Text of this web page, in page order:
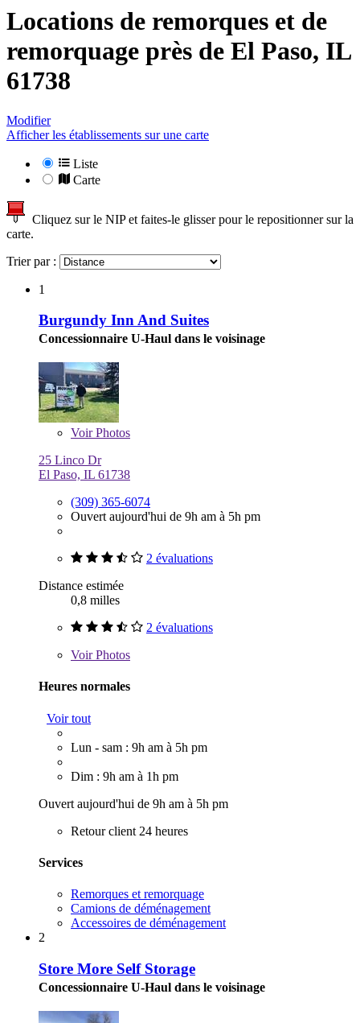
Locations de remorques et de
remorquage près de El Paso, IL
61738
Modifier
Afficher les établissements sur une carte
Liste
Carte
Cliquez sur le NIP et faites-le glisser pour le repositionner sur la
carte.
Trier par :
1
Burgundy Inn And Suites
Concessionnaire U-Haul dans le voisinage
VoirPhotos
25 Linco Dr
El Paso, IL 61738
(309) 365-6074
Ouvert aujourd'hui de 9h am à 5h pm
2 évaluations
Distance estimée
0,8 milles
2 évaluations
VoirPhotos
Heures normales
Voir tout
Lun - sam : 9h am à 5h pm
Dim : 9h am à 1h pm
Ouvert aujourd'hui de 9h am à 5h pm
Retour client 24 heures
Services
Remorques et remorquage
Camions de déménagement
Accessoires de déménagement
2
Store More Self Storage
Concessionnaire U-Haul dans le voisinage